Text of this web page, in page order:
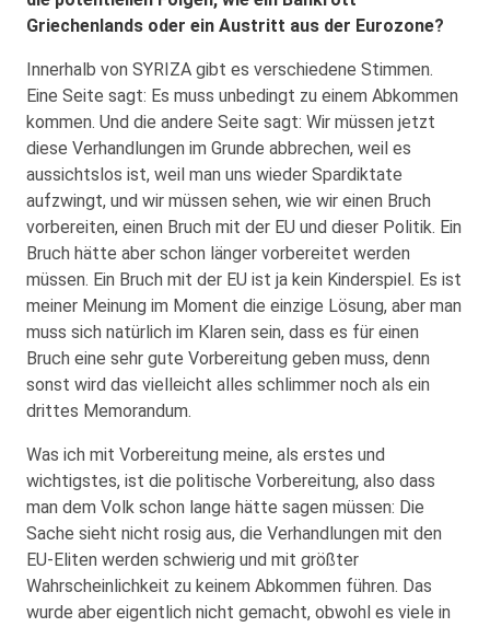
Griechenlands oder ein Austritt aus der Eurozone?
Innerhalb von SYRIZA gibt es verschiedene Stimmen.
Eine Seite sagt: Es muss unbedingt zu einem Abkommen
kommen. Und die andere Seite sagt: Wir müssen jetzt
diese Verhandlungen im Grunde abbrechen, weil es
aussichtslos ist, weil man uns wieder Spardiktate
aufzwingt, und wir müssen sehen, wie wir einen Bruch
vorbereiten, einen Bruch mit der EU und dieser Politik. Ein
Bruch hätte aber schon länger vorbereitet werden
müssen. Ein Bruch mit der EU ist ja kein Kinderspiel. Es ist
meiner Meinung im Moment die einzige Lösung, aber man
muss sich natürlich im Klaren sein, dass es für einen
Bruch eine sehr gute Vorbereitung geben muss, denn
sonst wird das vielleicht alles schlimmer noch als ein
drittes Memorandum.
Was ich mit Vorbereitung meine, als erstes und
wichtigstes, ist die politische Vorbereitung, also dass
man dem Volk schon lange hätte sagen müssen: Die
Sache sieht nicht rosig aus, die Verhandlungen mit den
EU-Eliten werden schwierig und mit größter
Wahrscheinlichkeit zu keinem Abkommen führen. Das
wurde aber eigentlich nicht gemacht, obwohl es viele in